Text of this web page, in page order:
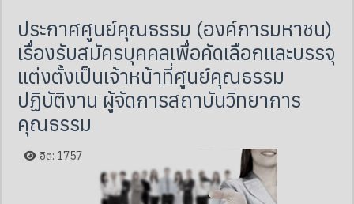
ประกาศศูนย์คุณธรรม (องค์การมหาชน)
เรื่องรับสมัครบุคคลเพื่อคัดเลือกและบรรจุ
แต่งตั้งเป็นเจ้าหน้าที่ศูนย์คุณธรรม
ปฏิบัติงาน ผู้จัดการสถาบันวิทยาการ
คุณธรรม
ฮิต: 1757